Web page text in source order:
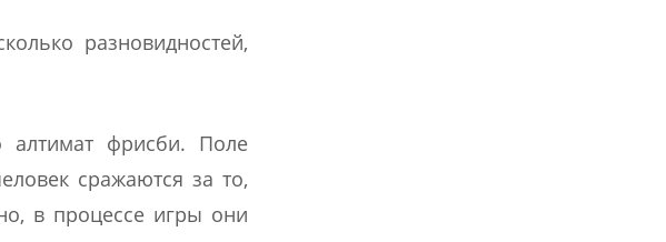
разновидностей,
алтимат фрисби. Поле
сражаются за то,
в процессе игры они